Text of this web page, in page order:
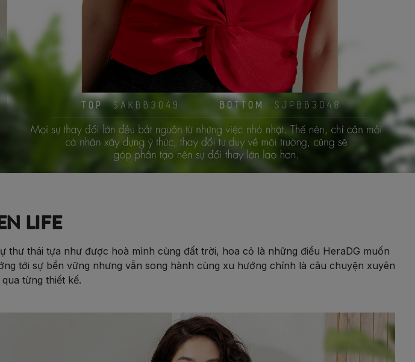
LIFE
thư thái tựa như được hoà mình cùng đất trời, hoa cỏ là những điều HeraDG muốn
tới sự bền vững nhưng vẫn song hành cùng xu hướng chính là câu chuyện xuyên
từng thiết kế.